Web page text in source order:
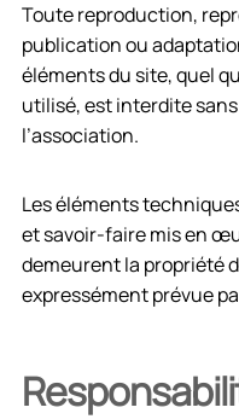
Toute reproduction,
publication ou
éléments du site, quel
utilisé, est interdite
l’association.
Les éléments
et savoir-faire mis en
demeurent la propriété
expressément prévue